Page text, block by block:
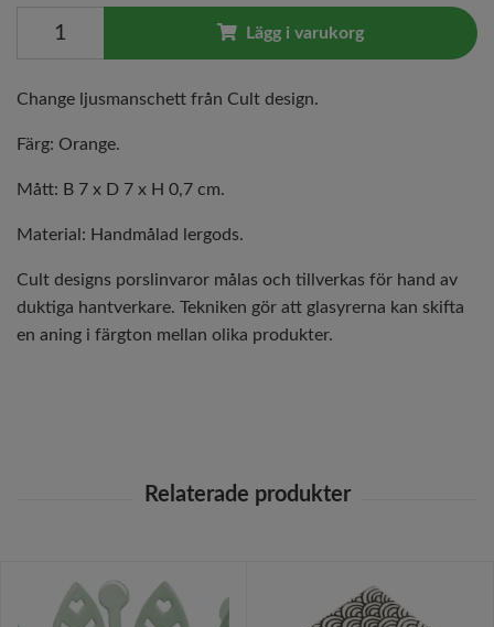
Lägg i varukorg
Change ljusmanschett från Cult design.
Färg: Orange.
Mått: B 7 x D 7 x H 0,7 cm.
Material: Handmålad lergods.
Cult designs porslinvaror målas och tillverkas för hand av
duktiga hantverkare. Tekniken gör att glasyrerna kan skifta
en aning i färgton mellan olika produkter.